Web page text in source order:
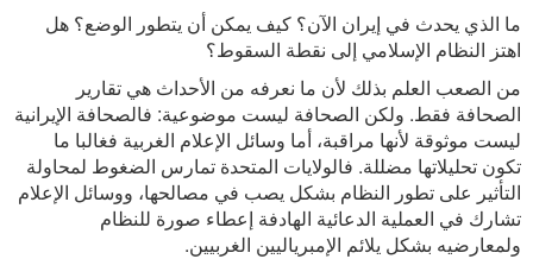
ما الذي يحدث في إيران الآن؟ كيف يمكن أن يتطور الوضع؟ هل
اهتز النظام الإسلامي إلى نقطة السقوط؟
من الصعب العلم بذلك لأن ما نعرفه من الأحداث هي تقارير
الصحافة فقط. ولكن الصحافة ليست موضوعية: فالصحافة الإيرانية
ليست موثوقة لأنها مراقبة، أما وسائل الإعلام الغربية فغالبا ما
تكون تحليلاتها مضللة. فالولايات المتحدة تمارس الضغوط لمحاولة
التأثير على تطور النظام بشكل يصب في مصالحها، ووسائل الإعلام
تشارك في العملية الدعائية الهادفة إعطاء صورة للنظام
ولمعارضيه بشكل يلائم الإمبرياليين الغربيين.